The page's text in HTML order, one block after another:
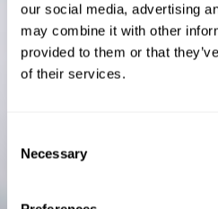
our social media, advertising
may combine it with other
provided to them or that
of their services.
Selection
Necessary